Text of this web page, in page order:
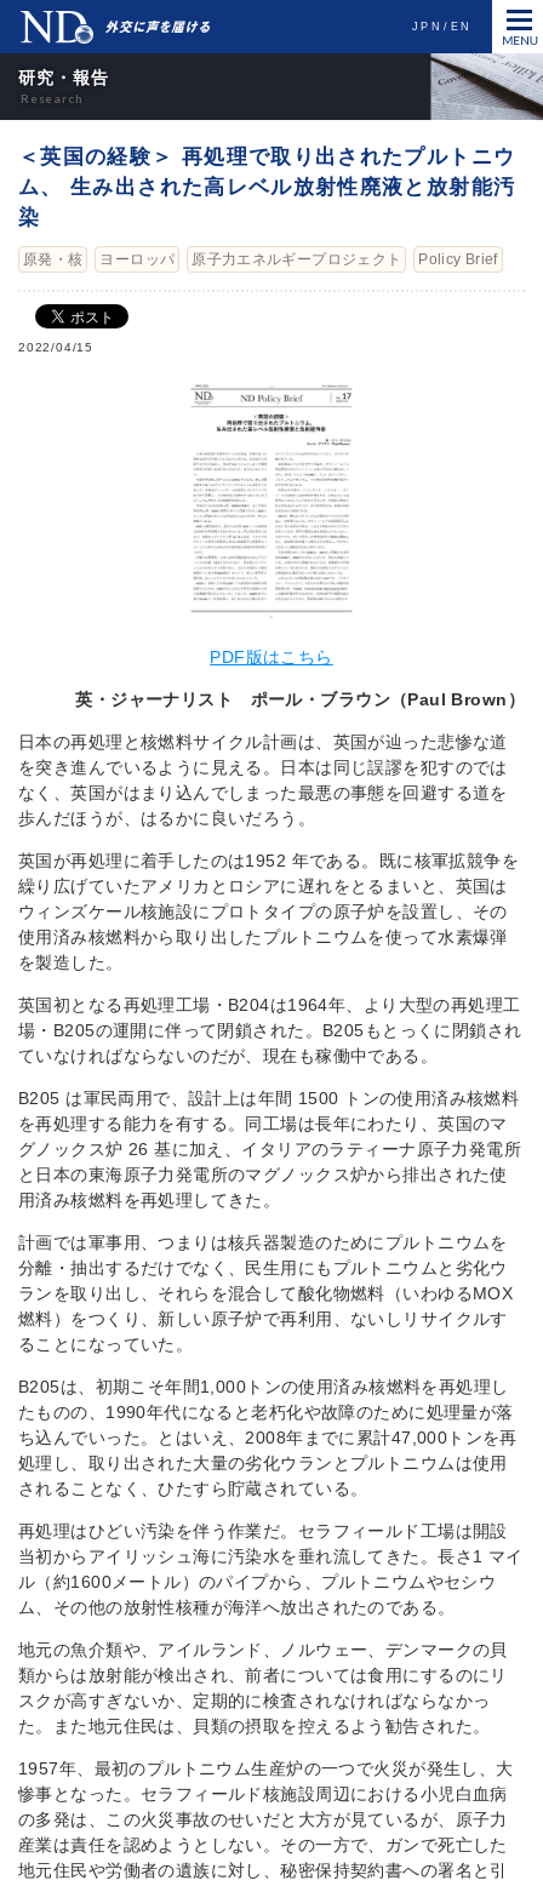
JPN EN
研究・報告
＜英国の経験＞ 再処理で取り出されたプルトニウ
ム、 生み出された高レベル放射性廃液と放射能汚
染
原発・核 ヨーロッパ 原子力エネルギープロジェクト Policy Brief
2022/04/15
PDF版はこちら
英・ジャーナリスト ポール・ブラウン（Paul Brown ）
日本の再処理と核燃料サイクル計画は、英国が辿った悲惨な道
を突き進んでいるように見える。日本は同じ誤謬を犯すのでは
なく、英国がはまり込んでしまった最悪の事態を回避する道を
歩んだほうが、はるかに良いだろう。
英国が再処理に着手したのは1952 年である。既に核軍拡競争を
繰り広げていたアメリカとロシアに遅れをとるまいと、英国は
ウィンズケール核施設にプロトタイプの原子炉を設置し、その
使用済み核燃料から取り出したプルトニウムを使って水素爆弾
を製造した。
英国初となる再処理工場・B204は1964年、より大型の再処理工
場・B205の運開に伴って閉鎖された。B205もとっくに閉鎖され
ていなければならないのだが、現在も稼働中である。
B205 は軍民両用で、設計上は年間 1500 トンの使用済み核燃料
を再処理する能力を有する。同工場は長年にわたり、英国のマ
グノックス炉 26 基に加え、イタリアのラティーナ原子力発電所
と日本の東海原子力発電所のマグノックス炉から排出された使
用済み核燃料を再処理してきた。
計画では軍事用、つまりは核兵器製造のためにプルトニウムを
分離・抽出するだけでなく、民生用にもプルトニウムと劣化ウ
ランを取り出し、それらを混合して酸化物燃料（いわゆるMOX
燃料）をつくり、新しい原子炉で再利用、ないしリサイクルす
ることになっていた。
B205は、初期こそ年間1,000トンの使用済み核燃料を再処理し
たものの、1990年代になると老朽化や故障のために処理量が落
ち込んでいった。とはいえ、2008年までに累計47,000トンを再
処理し、取り出された大量の劣化ウランとプルトニウムは使用
されることなく、ひたすら貯蔵されている。
再処理はひどい汚染を伴う作業だ。セラフィールド工場は開設
当初からアイリッシュ海に汚染水を垂れ流してきた。長さ1 マイ
ル（約1600メートル）のパイプから、プルトニウムやセシウ
ム、その他の放射性核種が海洋へ放出されたのである。
地元の魚介類や、アイルランド、ノルウェー、デンマークの貝
類からは放射能が検出され、前者については食用にするのにリ
スクが高すぎないか、定期的に検査されなければならなかっ
た。また地元住民は、貝類の摂取を控えるよう勧告された。
1957年、最初のプルトニウム生産炉の一つで火災が発生し、大
惨事となった。セラフィールド核施設周辺における小児白血病
の多発は、この火災事故のせいだと大方が見ているが、原子力
産業は責任を認めようとしない。その一方で、ガンで死亡した
地元住民や労働者の遺族に対し、秘密保持契約書への署名と引